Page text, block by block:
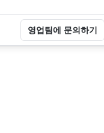
영업팀에 문의하기